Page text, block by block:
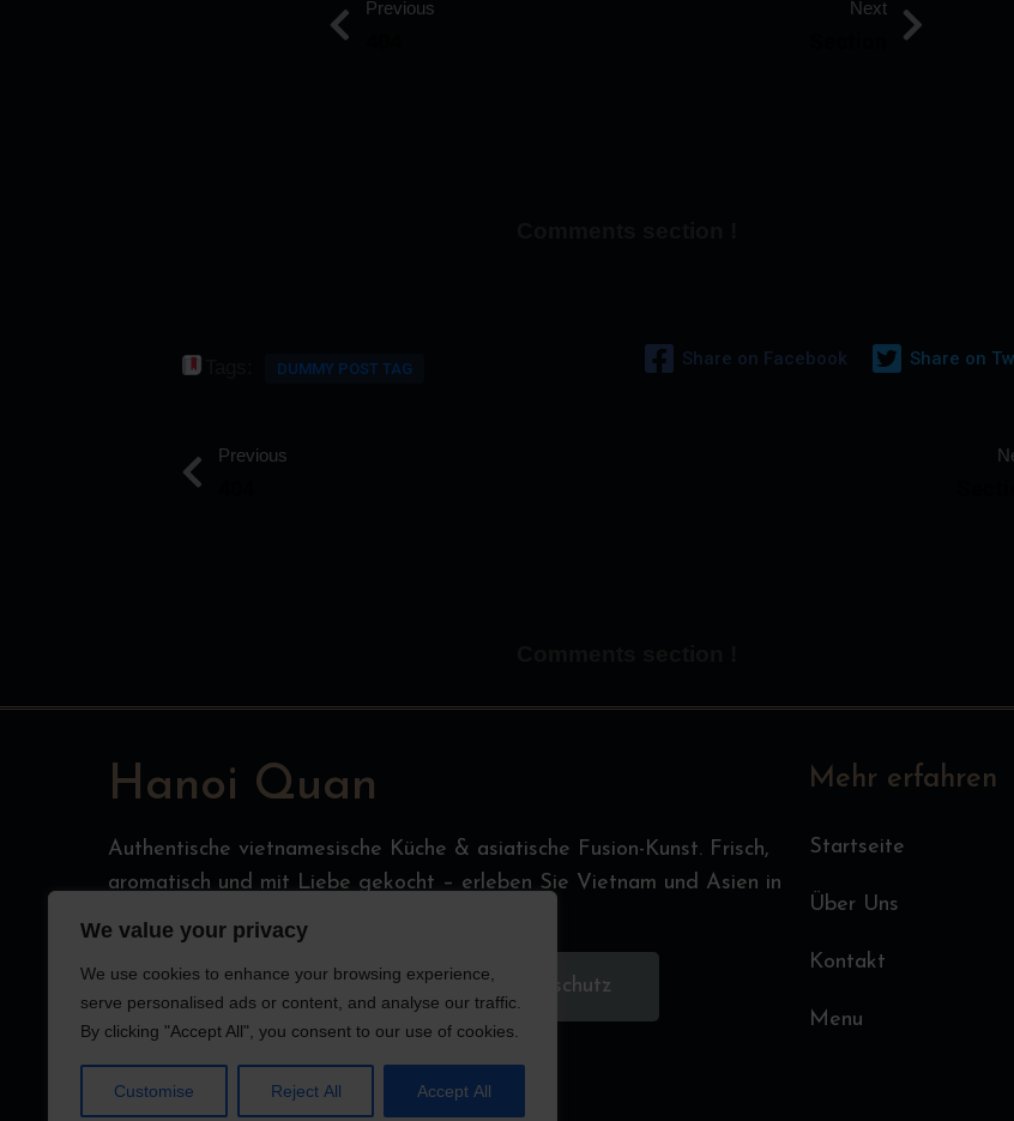
We value your privacy
We use cookies to enhance your browsing experience,
serve personalised ads or content, and analyse our traffic.
By clicking "Accept All", you consent to our use of cookies.
Customise Reject All Accept All
Previous Next
DUMMY POST TAG Share on Facebook Share on
Previous
Hanoi Quan
Authentische vietnamesische Küche & asiatische Fusion-Kunst. Frisch,
aromatisch und mit Liebe gekocht – erleben Sie Vietnam und Asien in
jedem Bissen.
Impressum Datenschutz
Mehr erfahren
Startseite
Über Uns
Kontakt
Menu